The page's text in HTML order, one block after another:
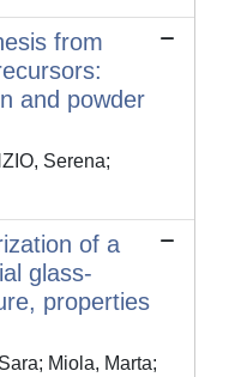
from
and powder
Serena;
of a
glass-
properties
Miola, Marta;